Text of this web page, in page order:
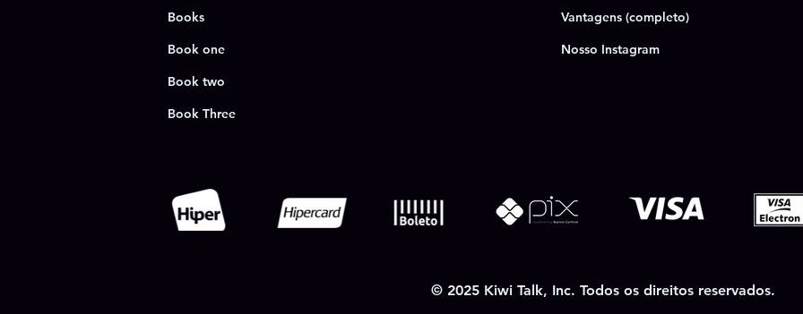
Books
Book one
Book two
Book Three
Vantagens (completo)
Nosso Instagram
© 2025 Kiwi Talk, Inc. Todos os direitos reservados.